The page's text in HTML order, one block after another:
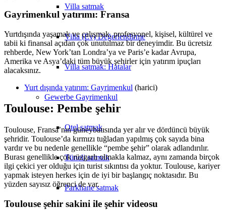
Villa satmak
Villa (Ev) Değerlendirme
Villa satmak: Hatalar
Gewerbe Gayrimenkul
Otel satmak
Tüneli satmak
Parkhane satmak
Gayrimenkul yatırımı: Fransa
Yurtdışında yaşamak ve çalışmak, profesyonel, kişisel, kültürel ve
tabii ki finansal açıdan çok unutulmaz bir deneyimdir. Bu ücretsiz
rehberde, New York’tan Londra’ya ve Paris’e kadar Avrupa,
Amerika ve Asya’daki tüm büyük şehirler için yatırım ipuçları
alacaksınız.
Yurt dışında yatırım: Gayrimenkul (harici)
Toulouse: Pembe şehir
Toulouse, Fransa’nın güneybatısında yer alır ve dördüncü büyük
şehridir. Toulouse’da kırmızı tuğladan yapılmış çok sayıda bina
vardır ve bu nedenle genellikle “pembe şehir” olarak adlandırılır.
Burası genellikle çok rüzgarlı olmakla kalmaz, aynı zamanda birçok
ilgi çekici yer olduğu için turist sıkıntısı da yoktur. Toulouse, kariyer
yapmak isteyen herkes için de iyi bir başlangıç noktasıdır. Bu
yüzden sayısız öğrenci de var.
Toulouse şehir sakini ile şehir videosu